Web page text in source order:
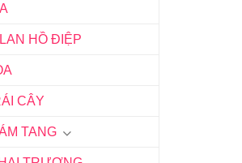
HỒ ĐIỆP
CÂY
TANG